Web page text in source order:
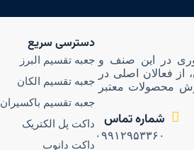
حضوری در این صنف و
از فعالان اصلی در
محصولات معتبر
شماره تماس
۰۹۹۱۲۹۵۳۳۶۰
دسترسی سریع
جعبه تقسیم البرز
جعبه تقسیم الکان
جعبه تقسیم باکسیران
داکت پل الکتریک
داکت دانوب